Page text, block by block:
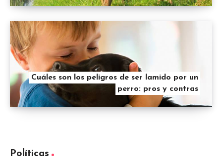
Cuáles son los peligros de ser lamido por un
perro: pros y contras
Políticas